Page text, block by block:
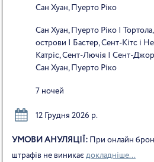
Сан Хуан, Пуерто Ріко
Сан Хуан, Пуерто Ріко | Тортола,
острови | Бастер, Сент-Кітс і
Катріc, Сент-Лючія | Сент-
Сан Хуан, Пуерто Ріко
7 ночей
12 Грудня 2026 р.
УМОВИ АНУЛЯЦІЇ: При онлайн
штрафів не виникає докладніше...